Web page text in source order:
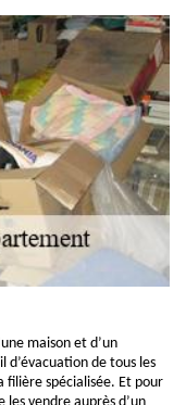
maison et d’un
de tous les
filière spécialisée. Et pour